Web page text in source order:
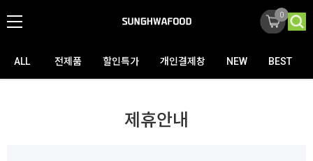
0
ALL 전제품 할인특가 개인결제창 NEW BEST
제휴안내